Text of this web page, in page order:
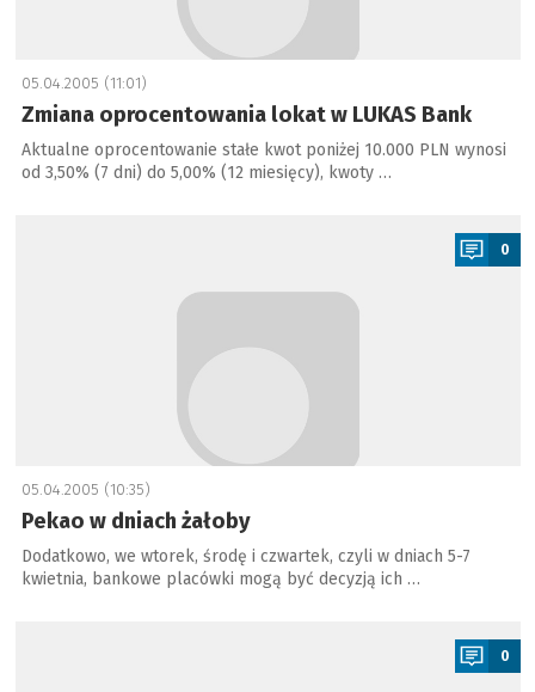
05.04.2005 (11:01)
Zmiana oprocentowania lokat w LUKAS Bank
Aktualne oprocentowanie stałe kwot poniżej 10.000 PLN wynosi
od 3,50% (7 dni) do 5,00% (12 miesięcy), kwoty …
0
05.04.2005 (10:35)
Pekao w dniach żałoby
Dodatkowo, we wtorek, środę i czwartek, czyli w dniach 5-7
kwietnia, bankowe placówki mogą być decyzją ich …
0